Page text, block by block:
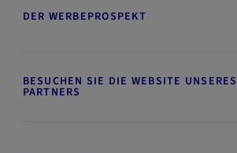
DER WERBEPROSPEKT
BESUCHEN SIE DIE WEBSITE UNSERES
PARTNERS